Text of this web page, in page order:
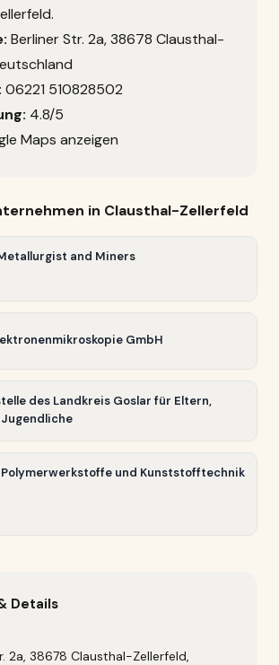
Berliner Str. 2a, 38678 Clausthal-
06221 510828502
4.8/5
Maps anzeigen
in Clausthal-Zellerfeld
and Miners
GmbH
des Landkreis Goslar für Eltern,
und Kunststofftechnik
Details
2a, 38678 Clausthal-Zellerfeld,